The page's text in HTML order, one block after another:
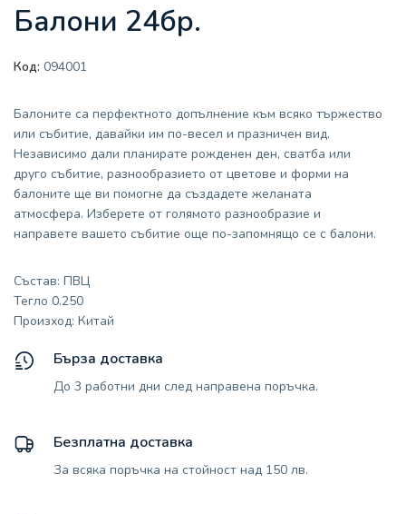
Балони 24бр.
Код: 094001
Балоните са перфектното допълнение към всяко тържество
или събитие, давайки им по-весел и празничен вид.
Независимо дали планирате рожденен ден, сватба или
друго събитие, разнообразието от цветове и форми на
балоните ще ви помогне да създадете желаната
атмосфера. Изберете от голямото разнообразие и
направете вашето събитие още по-запомнящо се с балони.
Състав: ПВЦ
Тегло 0.250
Произход: Китай
Бърза доставка
До 3 работни дни след направена поръчка.
Безплатна доставка
За всяка поръчка на стойност над 150 лв.